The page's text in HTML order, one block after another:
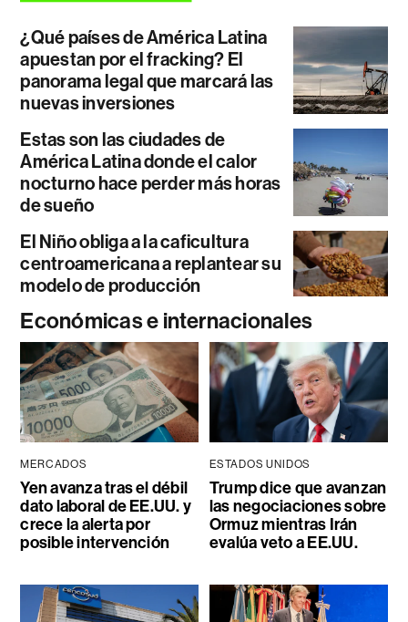
¿Qué países de América Latina
apuestan por el fracking? El
panorama legal que marcará las
nuevas inversiones
Estas son las ciudades de
América Latina donde el calor
nocturno hace perder más horas
de sueño
El Niño obliga a la caficultura
centroamericana a replantear su
modelo de producción
Económicas e internacionales
MERCADOS
Yen avanza tras el débil
dato laboral de EE.UU. y
crece la alerta por
posible intervención
ESTADOS UNIDOS
Trump dice que avanzan
las negociaciones sobre
Ormuz mientras Irán
evalúa veto a EE.UU.